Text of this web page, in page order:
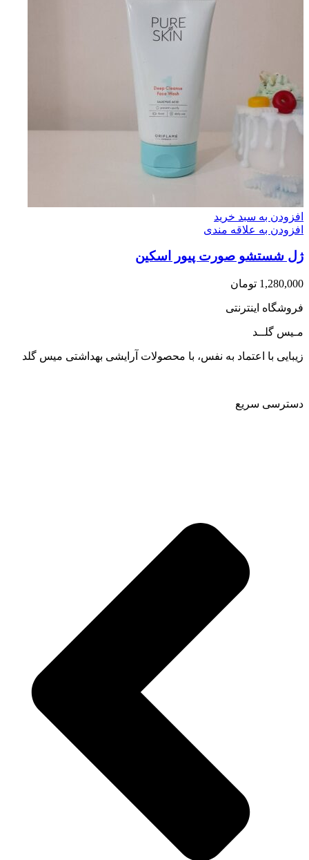
افزودن به سبد خرید
افزودن به علاقه مندی
ژل شستشو صورت پیور اسکین
1,280,000 تومان
فروشگاه اینترنتی
مـیس گلــد
زیبایی با اعتماد به نفس، با محصولات آرایشی بهداشتی میس گلد
دسترسی سریع